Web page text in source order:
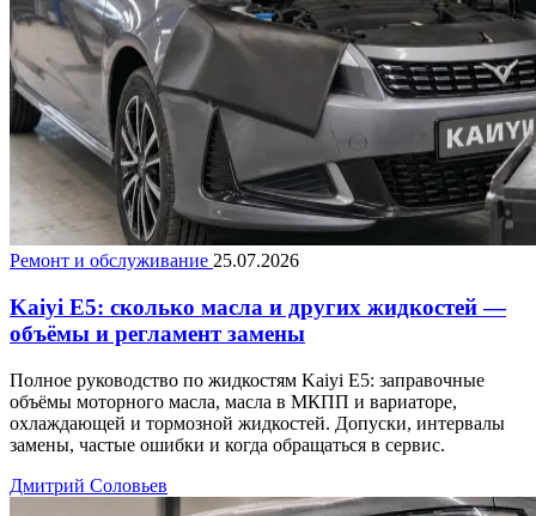
Ремонт и обслуживание 25.07.2026
Kaiyi E5: сколько масла и других жидкостей —
объёмы и регламент замены
Полное руководство по жидкостям Kaiyi E5: заправочные
объёмы моторного масла, масла в МКПП и вариаторе,
охлаждающей и тормозной жидкостей. Допуски, интервалы
замены, частые ошибки и когда обращаться в сервис.
Дмитрий Соловьев